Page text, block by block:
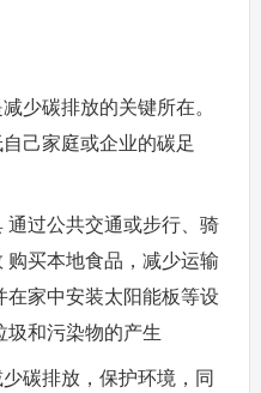
少碳排放的关键所在。
己家庭或企业的碳足
通过公共交通或步行、骑
购买本地食品，减少运输
在家中安装太阳能板等设
圾和污染物的产生
碳排放，保护环境，同